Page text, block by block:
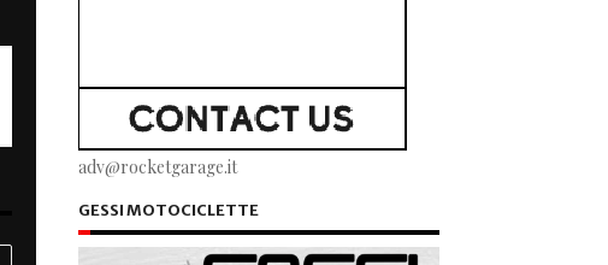
adv@rocketgarage.it
GESSI MOTOCICLETTE